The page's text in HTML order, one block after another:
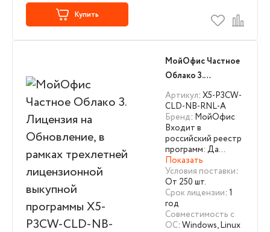
Купить
МойОфис Частное
Облако 3.
Лицензия на
Обновление, в
рамках трехлетней
лицензионной
выкупной
программы X5-
P3CW-CLD-NB-
RNL-A
Артикул: X5-P3CW-
CLD-NB-RNL-A
Бренд: МойОфис
Входит в
российский реестр
программ: Да…
Показать
Условия поставки:
От 250 шт.
Срок лицензии: 1
год
Совместимость с
ОС: Windows, Linux